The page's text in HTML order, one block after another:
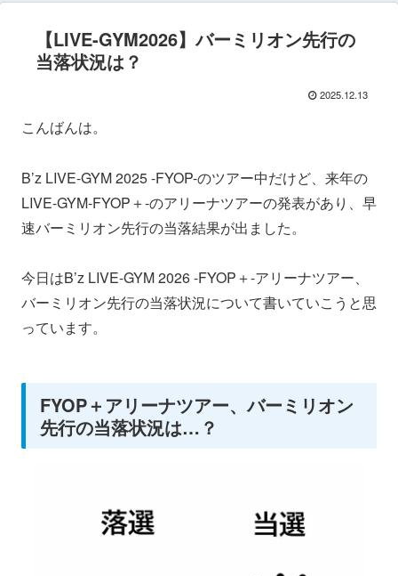
【LIVE-GYM2026】バーミリオン先行の
当落状況は？
2025.12.13
こんばんは。
B’z LIVE-GYM 2025 -FYOP-のツアー中だけど、来年の
LIVE-GYM-FYOP＋-のアリーナツアーの発表があり、早
速バーミリオン先行の当落結果が出ました。
今日はB’z LIVE-GYM 2026 -FYOP＋-アリーナツアー、
バーミリオン先行の当落状況について書いていこうと思
っています。
FYOP＋アリーナツアー、バーミリオン
先行の当落状況は…？